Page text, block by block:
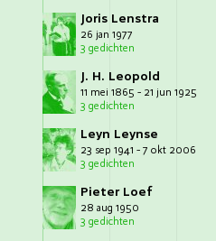
Joris Lenstra
26 jan 1977
3 gedichten
J. H. Leopold
11 mei 1865 - 21 jun 1925
3 gedichten
Leyn Leynse
23 sep 1941 - 7 okt 2006
3 gedichten
Pieter Loef
28 aug 1950
3 gedichten